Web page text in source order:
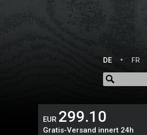
DE FR
EUR 299.10
Gratis-Versand innert 24h